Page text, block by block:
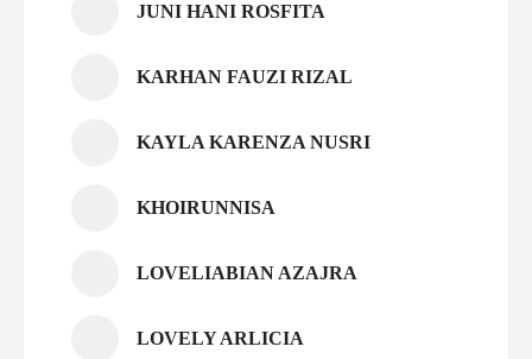
JUNI HANI ROSFITA
KARHAN FAUZI RIZAL
KAYLA KARENZA NUSRI
KHOIRUNNISA
LOVELIABIAN AZAJRA
LOVELY ARLICIA